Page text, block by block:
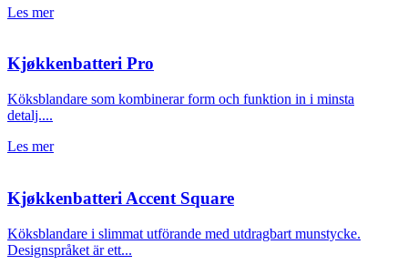
Les mer
Kjøkkenbatteri Pro
Köksblandare som kombinerar form och funktion in i minsta
detalj....
Les mer
Kjøkkenbatteri Accent Square
Köksblandare i slimmat utförande med utdragbart munstycke.
Designspråket är ett...